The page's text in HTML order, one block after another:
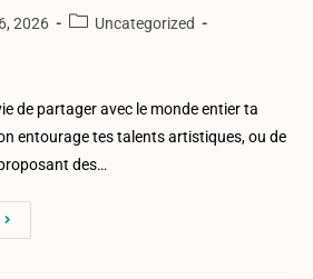
2026
Uncategorized
de partager avec le monde entier ta
entourage tes talents artistiques, ou de
des…